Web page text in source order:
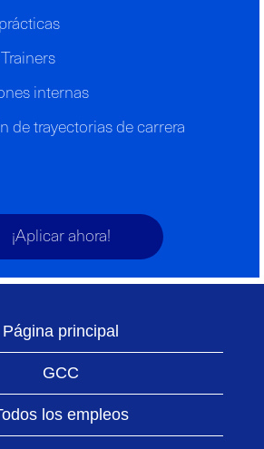
internas
de trayectorias de carrera
¡Aplicar ahora!
Página principal
GCC
los empleos